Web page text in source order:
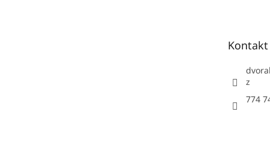
Kontakt
z
774